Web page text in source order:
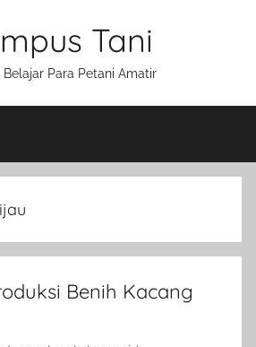
Tani
Para Petani Amatir
Benih Kacang